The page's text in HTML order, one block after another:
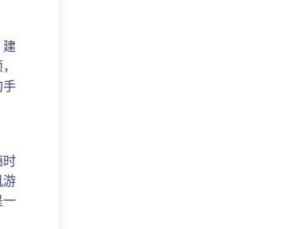
手
时
游
一